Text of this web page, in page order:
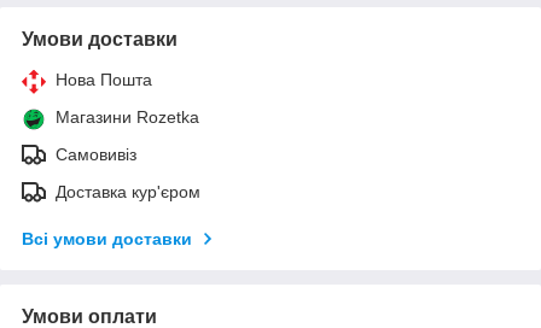
Умови доставки
Нова Пошта
Магазини Rozetka
Самовивіз
Доставка кур'єром
Всі умови доставки
Умови оплати